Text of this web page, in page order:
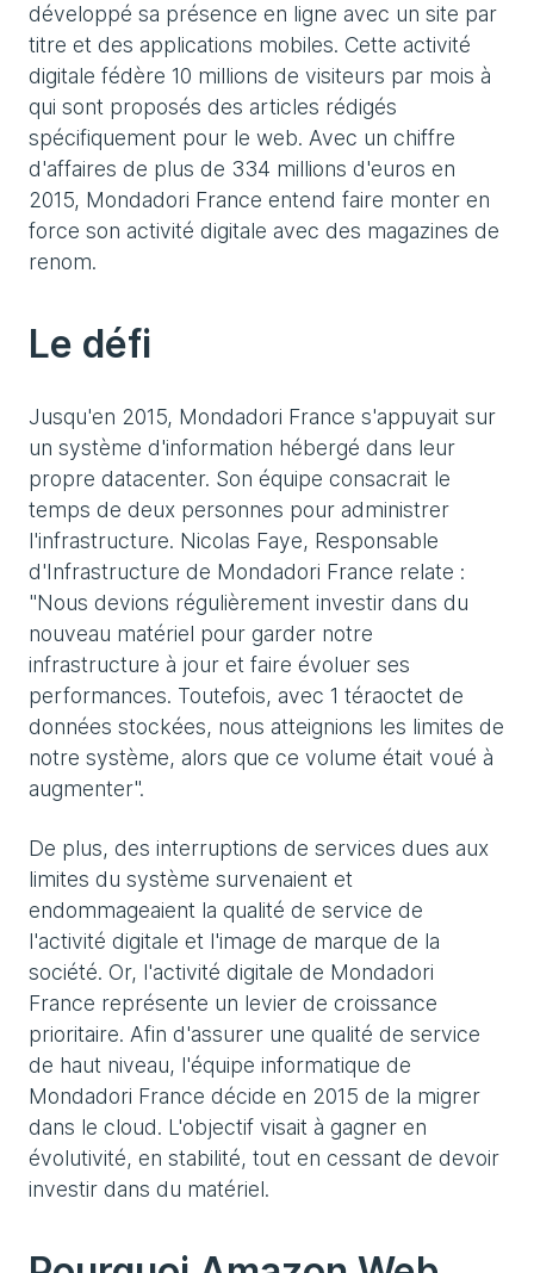
développé sa présence en ligne avec un site par
titre et des applications mobiles. Cette activité
digitale fédère 10 millions de visiteurs par mois à
qui sont proposés des articles rédigés
spécifiquement pour le web. Avec un chiffre
d'affaires de plus de 334 millions d'euros en
2015, Mondadori France entend faire monter en
force son activité digitale avec des magazines de
renom.
Le défi
Jusqu'en 2015, Mondadori France s'appuyait sur
un système d'information hébergé dans leur
propre datacenter. Son équipe consacrait le
temps de deux personnes pour administrer
l'infrastructure. Nicolas Faye, Responsable
d'Infrastructure de Mondadori France relate :
"Nous devions régulièrement investir dans du
nouveau matériel pour garder notre
infrastructure à jour et faire évoluer ses
performances. Toutefois, avec 1 téraoctet de
données stockées, nous atteignions les limites de
notre système, alors que ce volume était voué à
augmenter".
De plus, des interruptions de services dues aux
limites du système survenaient et
endommageaient la qualité de service de
l'activité digitale et l'image de marque de la
société. Or, l'activité digitale de Mondadori
France représente un levier de croissance
prioritaire. Afin d'assurer une qualité de service
de haut niveau, l'équipe informatique de
Mondadori France décide en 2015 de la migrer
dans le cloud. L'objectif visait à gagner en
évolutivité, en stabilité, tout en cessant de devoir
investir dans du matériel.